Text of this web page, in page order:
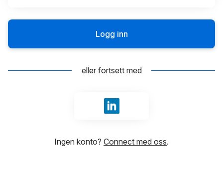
Logg inn
eller fortsett med
Logg inn med LinkedIn
Ingen konto? Connect med oss.